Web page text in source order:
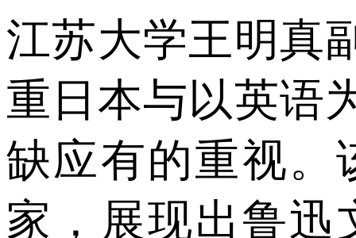
江苏大学王明真
重日本与以英语
缺应有的重视。
家，展现出鲁迅